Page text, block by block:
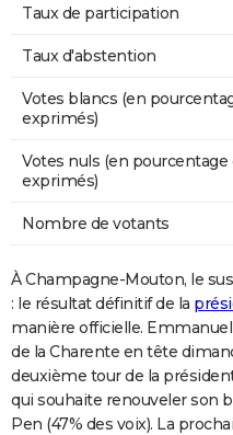
Taux de participation
Taux d'abstention
Votes blancs (en
exprimés)
Votes nuls (en pourcentage
exprimés)
Nombre de votants
À Champagne-Mouton, le
: le résultat définitif de la
manière officielle.
de la Charente en tête
deuxième tour de la
qui souhaite renouveler son
Pen (47% des voix). La